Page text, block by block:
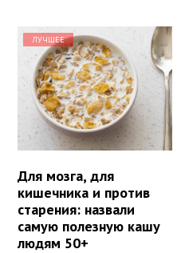
ЛУЧШЕЕ
Для мозга, для
кишечника и против
старения: назвали
самую полезную кашу
людям 50+